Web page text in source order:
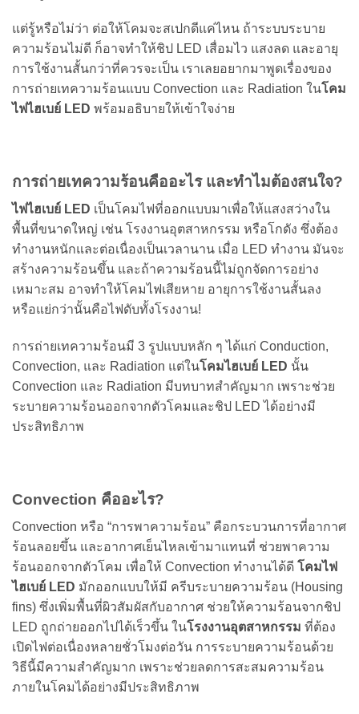
แต่รู้หรือไม่ว่า ต่อให้โคมจะสเปกดีแค่ไหน ถ้าระบบระบาย
ความร้อนไม่ดี ก็อาจทำให้ชิป LED เสื่อมไว แสงลด และอายุ
การใช้งานสั้นกว่าที่ควรจะเป็น เราเลยอยากมาพูดเรื่องของ
การถ่ายเทความร้อนแบบ Convection และ Radiation ในโคม
ไฟไฮเบย์ LED พร้อมอธิบายให้เข้าใจง่าย
การถ่ายเทความร้อนคืออะไร และทำไมต้องสนใจ?
ไฟไฮเบย์ LED เป็นโคมไฟที่ออกแบบมาเพื่อให้แสงสว่างใน
พื้นที่ขนาดใหญ่ เช่น โรงงานอุตสาหกรรม หรือโกดัง ซึ่งต้อง
ทำงานหนักและต่อเนื่องเป็นเวลานาน เมื่อ LED ทำงาน มันจะ
สร้างความร้อนขึ้น และถ้าความร้อนนี้ไม่ถูกจัดการอย่าง
เหมาะสม อาจทำให้โคมไฟเสียหาย อายุการใช้งานสั้นลง
หรือแย่กว่านั้นคือไฟดับทั้งโรงงาน!
การถ่ายเทความร้อนมี 3 รูปแบบหลัก ๆ ได้แก่ Conduction,
Convection, และ Radiation แต่ในโคมไฮเบย์ LED นั้น
Convection และ Radiation มีบทบาทสำคัญมาก เพราะช่วย
ระบายความร้อนออกจากตัวโคมและชิป LED ได้อย่างมี
ประสิทธิภาพ
Convection คืออะไร?
Convection หรือ “การพาความร้อน” คือกระบวนการที่อากาศ
ร้อนลอยขึ้น และอากาศเย็นไหลเข้ามาแทนที่ ช่วยพาความ
ร้อนออกจากตัวโคม เพื่อให้ Convection ทำงานได้ดี โคมไฟ
ไฮเบย์ LED มักออกแบบให้มี ครีบระบายความร้อน (Housing
fins) ซึ่งเพิ่มพื้นที่ผิวสัมผัสกับอากาศ ช่วยให้ความร้อนจากชิป
LED ถูกถ่ายออกไปได้เร็วขึ้น ในโรงงานอุตสาหกรรม ที่ต้อง
เปิดไฟต่อเนื่องหลายชั่วโมงต่อวัน การระบายความร้อนด้วย
วิธีนี้มีความสำคัญมาก เพราะช่วยลดการสะสมความร้อน
ภายในโคมได้อย่างมีประสิทธิภาพ